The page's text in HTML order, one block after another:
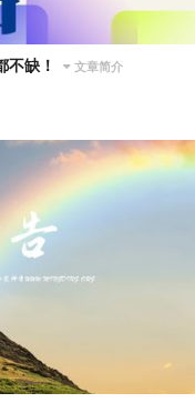
不缺！ 文章简介